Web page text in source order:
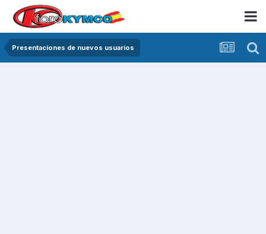
Presentaciones de nuevos usuarios